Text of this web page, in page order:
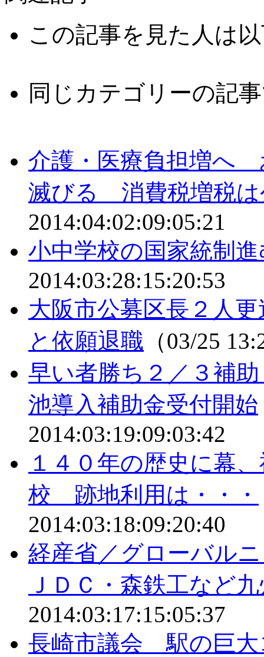
この記事を見た人は
同じカテゴリーの記
介護・医療負担増へ
滅びる 消費税増税は
2014:04:02:09:05:21
小中学校の国家統制
2014:03:28:15:20:53
大阪市公募区長２人
と依願退職 （03/25
早い者勝ち２／３補
池導入補助金受付開始
2014:03:19:09:03:42
１４０年の歴史に幕
校 跡地利用は・・・
2014:03:18:09:20:40
経産省／グローバル
ＪＤＣ・森鉄工など
2014:03:17:15:05:37
長崎市議会 駅の巨大